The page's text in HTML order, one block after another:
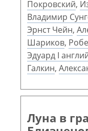
Покровский,
Владимир
Эрнст Чейн,
Шариков,
Эдуард I
Галкин,
Луна в